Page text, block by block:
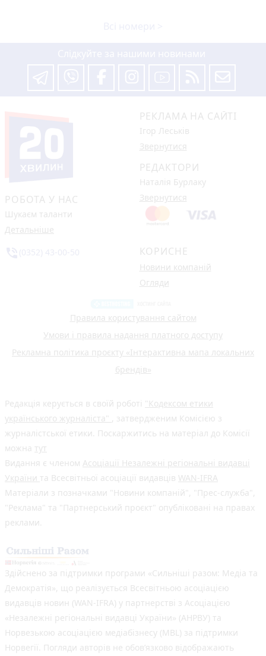
РОБОТА У НАС
Шукаєм таланти
Детальніше
РЕКЛАМА НА САЙТІ
Ігор Леськів
Звернутися
РЕДАКТОРИ
Наталія Бурлаку
Звернутися
КОРИСНЕ
Новини компаній
Огляди
Правила користування сайтом
Умови і правила надання платного доступу
Рекламна політика проєкту «Інтерактивна мапа локальних
брендів»
Редакція керується в своїй роботі "Кодексом етики
українського журналіста" , затвердженим Комісією з
журналістської етики. Поскаржитись на матеріал до Комісії
можна тут
Видання є членом Асоціації Незалежні регіональні видавці
України та Всесвітньої асоціації видавців WAN-IFRA
Матеріали з позначками "Новини компаній", "Прес-служба",
"Реклама" та "Партнерський проєкт" опубліковані на правах
реклами.
Здійснено за підтримки програми «Сильніші разом: Медіа та
Демократія», що реалізується Всесвітньою асоціацією
видавців новин (WAN-IFRA) у партнерстві з Асоціацією
«Незалежні регіональні видавці України» (АНРВУ) та
Норвезькою асоціацією медіабізнесу (MBL) за підтримки
Норвегії. Погляди авторів не обов’язково відображають